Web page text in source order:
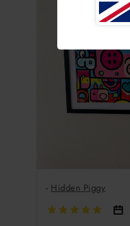
- Hidden Piggy